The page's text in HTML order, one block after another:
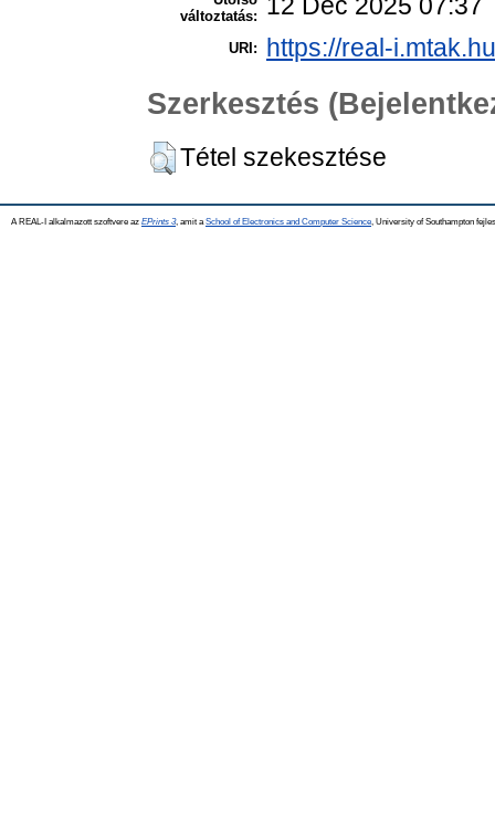
változtatás:
URI: https://real-
Szerkesztés
Tétel szekesztése
A REAL-I alkalmazott szoftvere az EPrints 3, amit a School of Electronics and Computer Science , University of Southampton